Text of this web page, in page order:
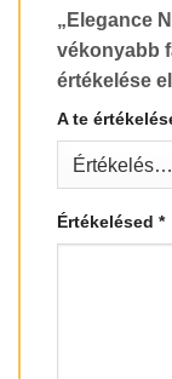
„Elegance
vékonyabb
értékelése
A te
Értékelésed *